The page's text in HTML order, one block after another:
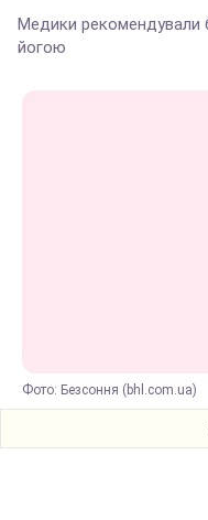
Медики рекомендували
йогою
Фото: Безсоння (bhl.com.ua)